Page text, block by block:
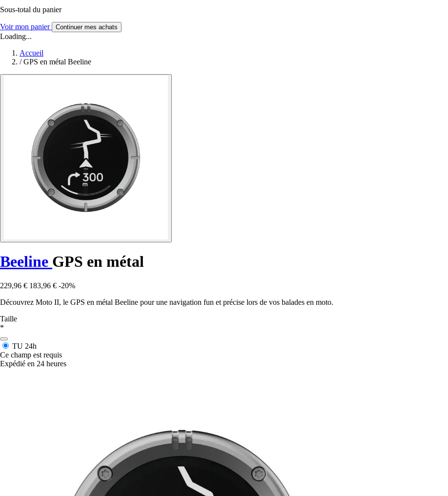
Sous-total du panier
Voir mon panier Continuer mes achats
Loading...
Accueil
/ GPS en métal Beeline
Beeline GPS en métal
229,96 € 183,96 € -20%
Découvrez Moto II, le GPS en métal Beeline pour une navigation fun et précise lors de vos balades en moto.
Taille
*
TU 24h
Ce champ est requis
Expédié en 24 heures